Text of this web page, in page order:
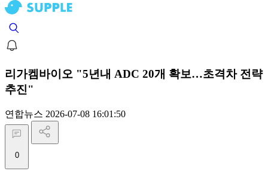
리가켐바이오 "5년내 ADC 20개 확보…초격차 전략
추진"
연합뉴스 2026-07-08 16:01:50
0